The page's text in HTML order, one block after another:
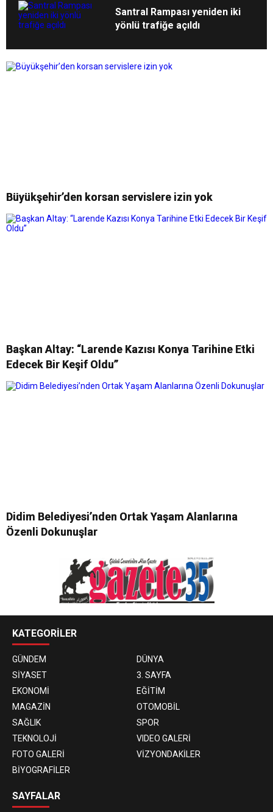
Santral Rampası yeniden iki
yönlü trafiğe açıldı
Büyükşehir’den korsan servislere izin yok
Başkan Altay: “Larende Kazısı Konya Tarihine Etki
Edecek Bir Keşif Oldu”
Didim Belediyesi’nden Ortak Yaşam Alanlarına
Özenli Dokunuşlar
KATEGORİLER
GÜNDEM
DÜNYA
SİYASET
3. SAYFA
EKONOMİ
EĞİTİM
MAGAZİN
OTOMOBİL
SAĞLIK
SPOR
TEKNOLOJİ
VIDEO GALERİ
FOTO GALERİ
VİZYONDAKİLER
BİYOGRAFİLER
SAYFALAR